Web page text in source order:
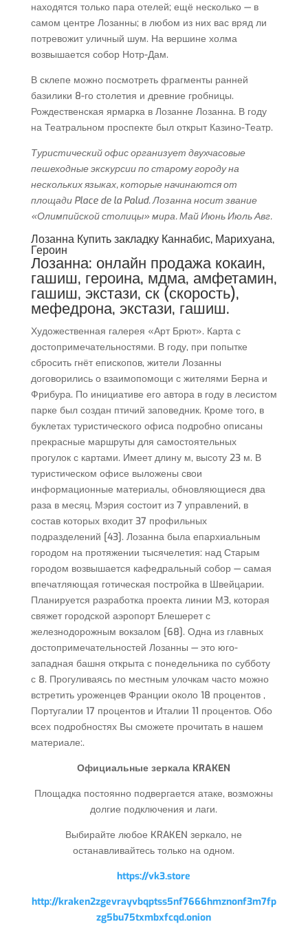
находятся только пара отелей; ещё несколько — в
самом центре Лозанны; в любом из них вас вряд ли
потревожит уличный шум. На вершине холма
возвышается собор Нотр-Дам.
В склепе можно посмотреть фрагменты ранней
базилики 8-го столетия и древние гробницы.
Рождественская ярмарка в Лозанне Лозанна. В году
на Театральном проспекте был открыт Казино-Театр.
Туристический офис организует двухчасовые
пешеходные экскурсии по старому городу на
нескольких языках, которые начинаются от
площади Place de la Palud. Лозанна носит звание
«Олимпийской столицы» мира. Май Июнь Июль Авг.
Лозанна Купить закладку Каннабис, Марихуана,
Героин
Лозанна: онлайн продажа кокаин,
гашиш, героина, мдма, амфетамин,
гашиш, экстази, ск (скорость),
мефедрона, экстази, гашиш.
Художественная галерея «Арт Брют». Карта с
достопримечательностями. В году, при попытке
сбросить гнёт епископов, жители Лозанны
договорились о взаимопомощи с жителями Берна и
Фрибура. По инициативе его автора в году в лесистом
парке был создан птичий заповедник. Кроме того, в
буклетах туристического офиса подробно описаны
прекрасные маршруты для самостоятельных
прогулок с картами. Имеет длину м, высоту 23 м. В
туристическом офисе выложены свои
информационные материалы, обновляющиеся два
раза в месяц. Мэрия состоит из 7 управлений, в
состав которых входит 37 профильных
подразделений [43]. Лозанна была епархиальным
городом на протяжении тысячелетия: над Старым
городом возвышается кафедральный собор — самая
впечатляющая готическая постройка в Швейцарии.
Планируется разработка проекта линии М3, которая
свяжет городской аэропорт Блешерет с
железнодорожным вокзалом [68]. Одна из главных
достопримечательностей Лозанны — это юго-
западная башня открыта с понедельника по субботу
с 8. Прогуливаясь по местным улочкам часто можно
встретить уроженцев Франции около 18 процентов ,
Португалии 17 процентов и Италии 11 процентов. Обо
всех подробностях Вы сможете прочитать в нашем
материале:.
Официальные зеркала KRAKEN
Площадка постоянно подвергается атаке, возможны
долгие подключения и лаги.
Выбирайте любое KRAKEN зеркало, не
останавливайтесь только на одном.
https://vk3.store
http://kraken2zgevrayvbqptss5nf7666hmznonf3m7fp
zg5bu75txmbxfcqd.onion